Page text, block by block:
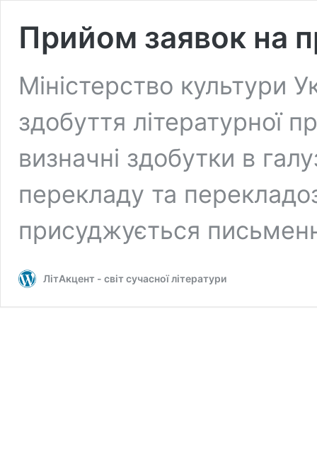
Прийом заявок на
Міністерство культури
здобуття літературної
визначні здобутки в
перекладу та
присуджується
ЛітАкцент - світ сучасної літератури